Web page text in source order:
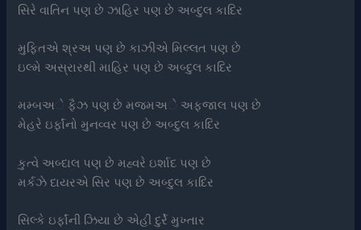
સિરે વાતિન પણ છે ઝાહિર પણ છે અબ્દુલ કાદિર
મુફ્તિએ શ્રઅ પણ છે કાઝીએ મિલ્લત પણ છે
ઇલ્મે અસ્રારથી માહિર પણ છે અબ્દુલ કાદિર
મમ્બઅે ફૈઝ પણ છે મજ્મઅે અફ્જાલ પણ છે
મેહરે ઇર્ફાંનો મુનવ્વર પણ છે અબ્દુલ કાદિર
કુત્વે અબ્દાલ પણ છે મહ્વરે ઇર્શાદ પણ છે
મર્કઝે દાયરએ સિર પણ છે અબ્દુલ કાદિર
સિલ્કે ઇર્ફાંની ઝિયા છે એહી દુર્રે મુખ્તાર